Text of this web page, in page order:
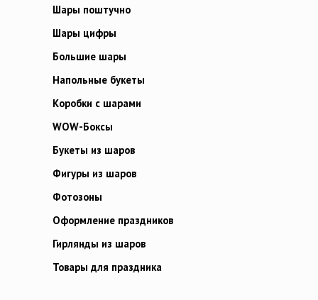
Шары поштучно
Шары цифры
Большие шары
Напольные букеты
Коробки с шарами
WOW-Боксы
Букеты из шаров
Фигуры из шаров
Фотозоны
Оформление праздников
Гирлянды из шаров
Товары для праздника